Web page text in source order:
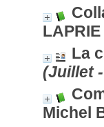
LAPRIE
La
(Juillet
Michel